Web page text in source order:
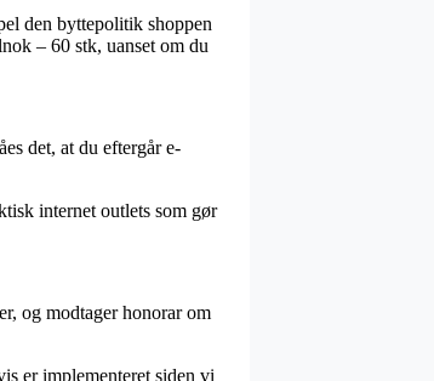
den byttepolitik shoppen
– 60 stk, uanset om du
det, at du eftergår e-
internet outlets som gør
og modtager honorar om
er implementeret siden vi